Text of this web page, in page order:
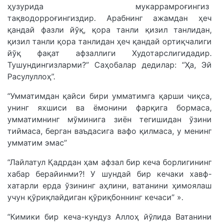
ҳузурида мукаррамроғингиз
тақводорроғингиздир. Арабнинг ажамдан ҳеч
қандай фазли йўқ, қора танли қизил танлидан,
қизил танли қора танлидан ҳеч қандай ортиқчалиги
йўқ фақат афзаллиги Худотарслигидадир.
Тушундингизларми?” Саҳобалар дедилар: “Ҳа, Эй
Расулуллоҳ”.
“Умматимдан қайси бири умматимга қарши чиқса,
унинг яхшиси ва ёмонини фарқига бормаса,
умматимнинг мўминига зиён тегишидан ўзини
тиймаса, берган ваъдасига вафо қилмаса, у менинг
умматим эмас”
“Лайлатул Қадрдан ҳам афзал бир кеча борлигининг
хабар берайинми?! У шундай бир кечаки хавф-
хатарли ерда ўзининг аҳлини, ватанини ҳимоялаш
учун қўриқлайдиган қўриқбоннинг кечаси” ».
“Кимики бир кеча-кундуз Аллоҳ йўлида Ватанини